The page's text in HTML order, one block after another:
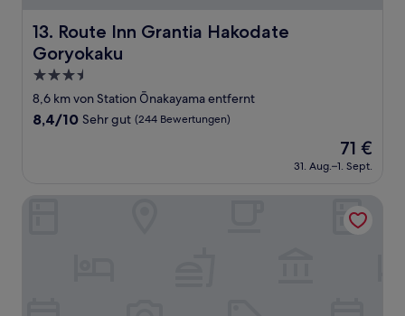
13. Route Inn Grantia Hakodate
Goryokaku
Route Inn Grantia Hakodate Goryokaku
3.5-
Sterne-
Unterkunft
8,6 km von Station Ōnakayama entfernt
8.4
(244
8,4/10 Sehr gut (244 Bewertungen)
Der
Preis
beträgt
71 €
31. Aug.–1. Sept.